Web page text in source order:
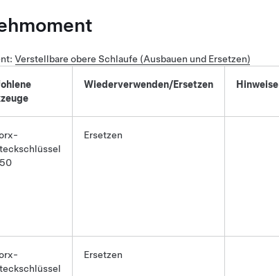
: Verstellbare obere Schlaufe (Ausbauen und Ersetzen)
Wiederverwenden/Ersetzen Hinweise
Ersetzen
Ersetzen